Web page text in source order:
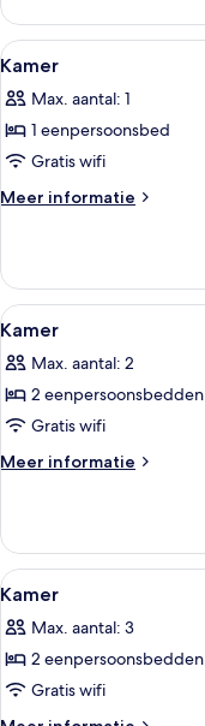
Alle
foto's
voor
Kamer
laden
1
Kamer
Max. aantal: 1
1 eenpersoonsbed
Gratis wifi
Meer informatie
Meer
Alle
foto's
voor
Kamer
laden
1
Kamer
Max. aantal: 2
2 eenpersoonsbedden
Gratis wifi
Meer informatie
Meer
Alle
foto's
voor
Kamer
laden
1
Kamer
Max. aantal: 3
2 eenpersoonsbedden
Gratis wifi